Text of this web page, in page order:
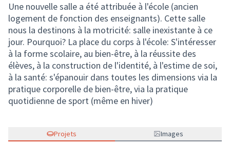
Une nouvelle salle a été attribuée à l'école (ancien
logement de fonction des enseignants). Cette salle
nous la destinons à la motricité: salle inexistante à ce
jour. Pourquoi? La place du corps à l'école: S'intéresser
à la forme scolaire, au bien-être, à la réussite des
élèves, à la construction de l'identité, à l'estime de soi,
à la santé: s'épanouir dans toutes les dimensions via la
pratique corporelle de bien-être, via la pratique
quotidienne de sport (même en hiver)
Projets Images